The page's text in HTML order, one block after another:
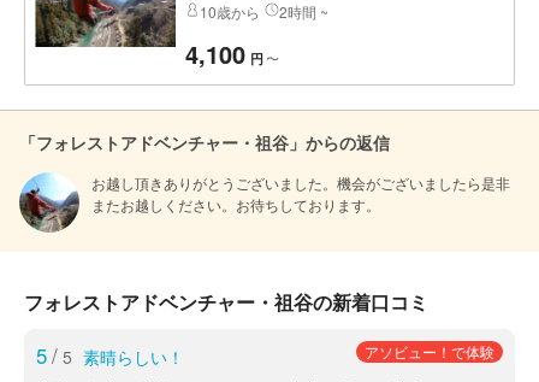
10歳から 2時間 ~
4,100 円 〜
「フォレストアドベンチャー・祖谷」からの返信
お越し頂きありがとうございました。機会がございましたら是非
またお越しください。お待ちしております。
フォレストアドベンチャー・祖谷の新着口コミ
5/ 5 素晴らしい！ アソビュー！で体験